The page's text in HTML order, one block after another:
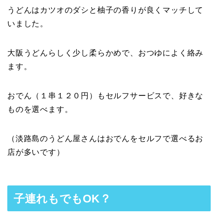
うどんはカツオのダシと柚子の香りが良くマッチして
いました。
大阪うどんらしく少し柔らかめで、おつゆによく絡み
ます。
おでん（１串１２０円）もセルフサービスで、好きな
ものを選べます。
（淡路島のうどん屋さんはおでんをセルフで選べるお
店が多いです）
子連れもでもOK？